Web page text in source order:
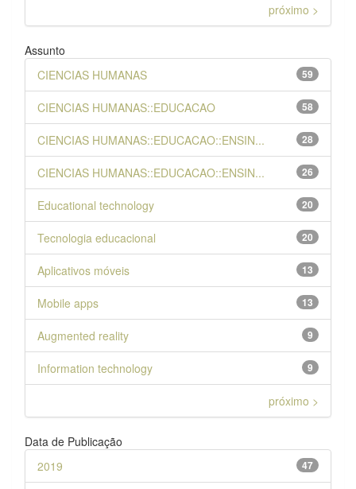
próximo >
Assunto
59
CIENCIAS HUMANAS
58
CIENCIAS HUMANAS::EDUCACAO
28
CIENCIAS HUMANAS::EDUCACAO::ENSIN...
26
CIENCIAS HUMANAS::EDUCACAO::ENSIN...
20
Educational technology
20
Tecnologia educacional
13
Aplicativos móveis
13
Mobile apps
9
Augmented reality
9
Information technology
próximo >
Data de Publicação
47
2019